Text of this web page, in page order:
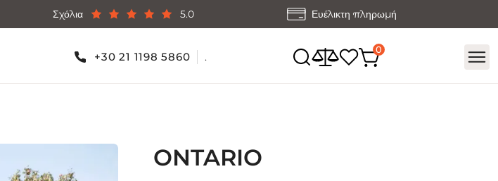
Σχόλια 5.0 Ευέλικτη πληρωμή
+30 21 1198 5860 .
ONTARIO